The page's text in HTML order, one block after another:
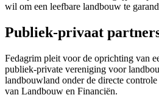
wil om een leefbare landbouw te
Publiek-privaat
Fedagrim pleit voor de oprichting van
publiek-private vereniging voor
landbouwland onder de directe
van Landbouw en Financiën.